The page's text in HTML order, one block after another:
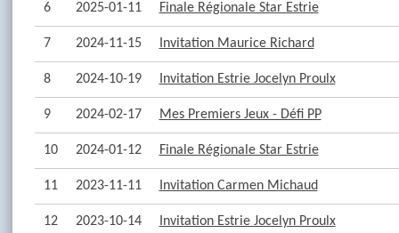
6 2025-01-11 Finale Régionale Star Estrie
7 2024-11-15 Invitation Maurice Richard
8 2024-10-19 Invitation Estrie Jocelyn Proulx
9 2024-02-17 Mes Premiers Jeux - Défi PP
10 2024-01-12 Finale Régionale Star Estrie
11 2023-11-11 Invitation Carmen Michaud
12 2023-10-14 Invitation Estrie Jocelyn Proulx